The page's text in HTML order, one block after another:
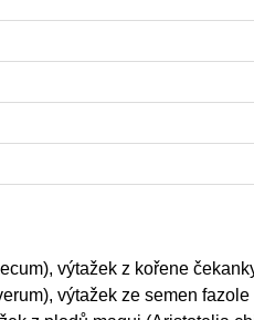
výtažek z kořene
výtažek ze semen